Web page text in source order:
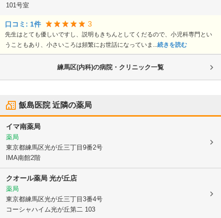
101号室
口コミ: 1件 3
先生はとても優しいですし、説明もきちんとしてくだるので、小児科専門とい
うこともあり、小さいころは頻繁にお世話になっていま... 続きを読む
練馬区(内科)の病院・クリニック一覧
飯島医院近隣の薬局
イマ南薬局
薬局
東京都練馬区光が丘三丁目9番2号
IMA南館2階
クオール薬局 光が丘店
薬局
東京都練馬区光が丘三丁目3番4号
コーシャハイム光が丘第二 103